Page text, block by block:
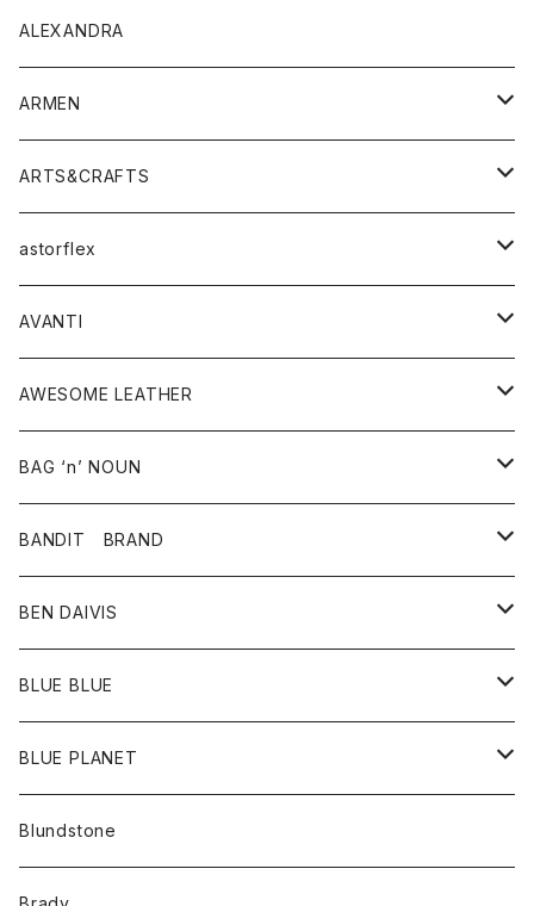
Tシャツ
シャツ
ボトムス
トップス
Tシャツ・カットソー
シャツ・ブラウス
ボトムス
パンツ
スカート
ワンピース・オールインワン
バッグ
シューズ
アクセサリー
その他雑貨
ALEXANDRA
ARMEN
アウター
コート
ジャケット
トップス
ベスト
シャツ
ワンピース
ボトム
スカート
パンツ
グッズ
靴
ARTS&CRAFTS
アクセサリー
ウォレット
バッグ
astorflex
グッズ
靴
AVANTI
シャツ
AWESOME LEATHER
アウター
革ジャケット
BAG ‘n’ NOUN
アクセサリー
バッグ
ポーチ
BANDIT BRAND
トップス
Ｔシャツ
BEN DAIVIS
ポトム
パンツ
BLUE BLUE
アウター
カーディガン
コート
アクセサリー
バッグ
キッズ
BLUE PLANET
サングラス
Blundstone